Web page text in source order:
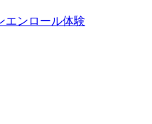
エンロール体験